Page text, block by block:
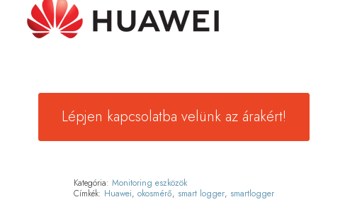
Lépjen kapcsolatba velünk az árakért!
Kategória:Monitoring eszközök
Címkék: Huawei,okosmérő, smart logger, smartlogger